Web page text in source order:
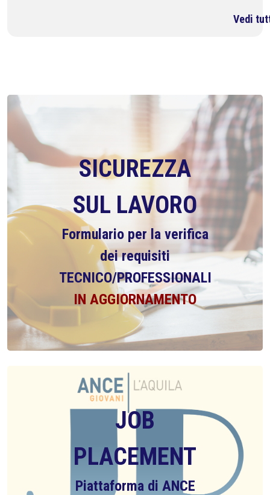
Vedi
SICUREZZA
SUL LAVORO
Formulario per la verifica
dei requisiti
TECNICO/PROFESSIONALI
IN AGGIORNAMENTO
JOB
PLACEMENT
Piattaforma di ANCE